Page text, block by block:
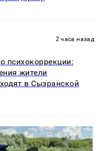
2 часа назад
психокоррекции:
жители
в Сызранской